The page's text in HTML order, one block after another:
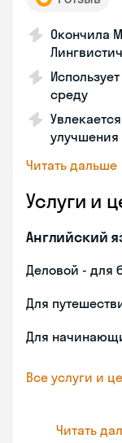
Окончила
среду
улучшения
Читать дальше
Услуги и
Английский
Деловой - для
Для
Для
Все услуги и
Читать